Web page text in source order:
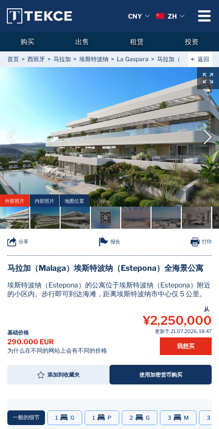
首页 西班牙 马拉加 埃斯特波纳 La Gaspara 马拉加（Malaga）埃
返回
外部照片 内部照片 地图位置
分享 报告 打印
马拉加（Malaga）埃斯特波纳（Estepona）全海景公寓
埃斯特波纳（Estepona）的公寓位于埃斯特波纳（Estepona）附近
的小区内。步行即可到达海滩，距离埃斯特波纳市中心仅 5 公里。
基础价格
290.000 EUR
为什么在不同的网站上会有不同的价格
从
¥2,250,000
更新于 21.07.2026, 18.47
我想买
添加到收藏夹 使用加密货币购买
一般的细节 1 G 1 P 2 G 3 M 3
CNY ZH
购买 出售 租赁 投资